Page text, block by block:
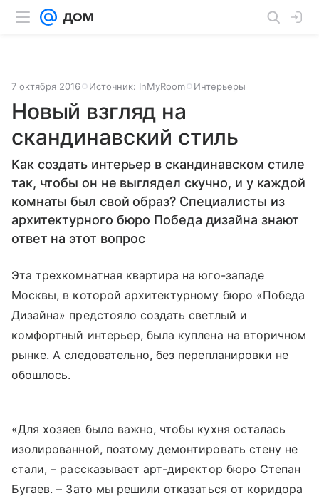
7 октября 2016 Источник: InMyRoom Интерьеры
Новый взгляд на
скандинавский стиль
Как создать интерьер в скандинавском стиле
так, чтобы он не выглядел скучно, и у каждой
комнаты был свой образ? Специалисты из
архитектурного бюро Победа дизайна знают
ответ на этот вопрос
Эта трехкомнатная квартира на юго-западе
Москвы, в которой архитектурному бюро «Победа
Дизайна» предстояло создать светлый и
комфортный интерьер, была куплена на вторичном
рынке. А следовательно, без перепланировки не
обошлось.
«Для хозяев было важно, чтобы кухня осталась
изолированной, поэтому демонтировать стену не
стали, – рассказывает арт-директор бюро Степан
Бугаев. – Зато мы решили отказаться от коридора